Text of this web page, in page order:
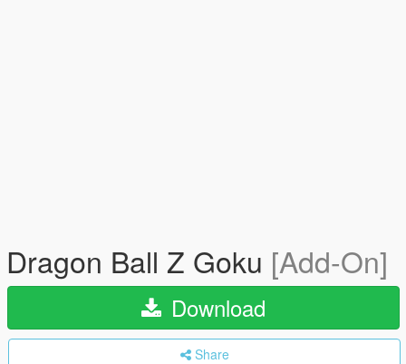
Dragon Ball Z Goku [Add-On]
Download
Share